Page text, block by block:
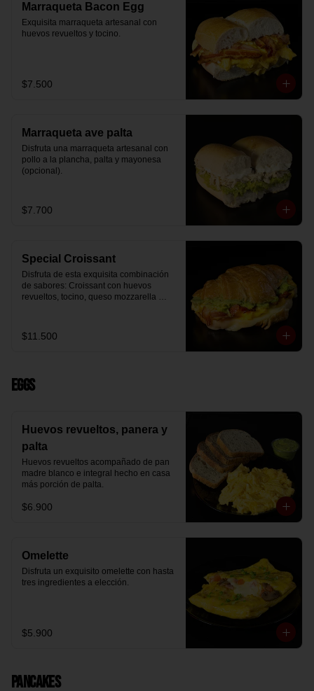
Marraqueta Bacon Egg
Exquisita marraqueta artesanal con
huevos revueltos y tocino.
$7.500
Marraqueta ave palta
Disfruta una marraqueta artesanal con
pollo a la plancha, palta y mayonesa
(opcional).
$7.700
Special Croissant
Disfruta de esta exquisita combinación
de sabores: Croissant con huevos
revueltos, tocino, queso mozzarella
$11.500
Eggs
Huevos revueltos, panera y
palta
Huevos revueltos acompañado de pan
madre blanco e integral hecho en casa
más porción de palta.
$6.900
Omelette
Disfruta un exquisito omelette con hasta
tres ingredientes a elección.
$5.900
Pancakes